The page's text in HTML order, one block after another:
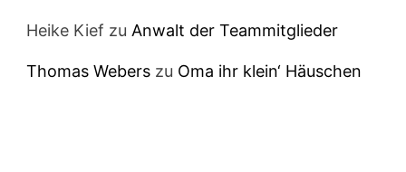
Heike Kief zu Anwalt der Teammitglieder
Thomas Webers zu Oma ihr klein‘ Häuschen